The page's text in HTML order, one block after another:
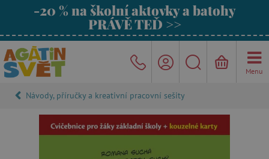
-20 % na školní aktovky a batohy
PRÁVĚ TEĎ >>
Menu
Návody, příručky a kreativní pracovní sešity